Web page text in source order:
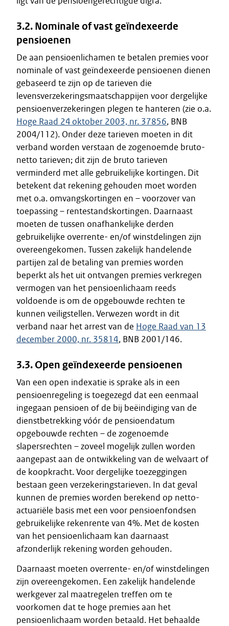
3.2. Nominale of vast geïndexeerde
pensioenen
De aan pensioenlichamen te betalen premies voor
nominale of vast geïndexeerde pensioenen dienen
gebaseerd te zijn op de tarieven die
levensverzekeringsmaatschappijen voor dergelijke
pensioenverzekeringen plegen te hanteren (zie o.a.
Hoge Raad 24 oktober 2003, nr. 37856, BNB
2004/112). Onder deze tarieven moeten in dit
verband worden verstaan de zogenoemde bruto-
netto tarieven; dit zijn de bruto tarieven
verminderd met alle gebruikelijke kortingen. Dit
betekent dat rekening gehouden moet worden
met o.a. omvangskortingen en – voorzover van
toepassing – rentestandskortingen. Daarnaast
moeten de tussen onafhankelijke derden
gebruikelijke overrente- en/of winstdelingen zijn
overeengekomen. Tussen zakelijk handelende
partijen zal de betaling van premies worden
beperkt als het uit ontvangen premies verkregen
vermogen van het pensioenlichaam reeds
voldoende is om de opgebouwde rechten te
kunnen veiligstellen. Verwezen wordt in dit
verband naar het arrest van de Hoge Raad van 13
december 2000, nr. 35814, BNB 2001/146.
3.3. Open geïndexeerde pensioenen
Van een open indexatie is sprake als in een
pensioenregeling is toegezegd dat een eenmaal
ingegaan pensioen of de bij beëindiging van de
dienstbetrekking vóór de pensioendatum
opgebouwde rechten – de zogenoemde
slapersrechten – zoveel mogelijk zullen worden
aangepast aan de ontwikkeling van de welvaart of
de koopkracht. Voor dergelijke toezeggingen
bestaan geen verzekeringstarieven. In dat geval
kunnen de premies worden berekend op netto-
actuariële basis met een voor pensioenfondsen
gebruikelijke rekenrente van 4%. Met de kosten
van het pensioenlichaam kan daarnaast
afzonderlijk rekening worden gehouden.
Daarnaast moeten overrente- en/of winstdelingen
zijn overeengekomen. Een zakelijk handelende
werkgever zal maatregelen treffen om te
voorkomen dat te hoge premies aan het
pensioenlichaam worden betaald. Het behaalde